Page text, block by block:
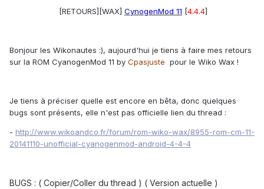
[RETOURS][WAX] CynogenMod 11 [4.4.4]
Bonjour les Wikonautes :), aujourd'hui je tiens à faire mes retours
sur la ROM CyanogenMod 11 by Cpasjuste pour le Wiko Wax !
Je tiens à préciser quelle est encore en bêta, donc quelques
bugs sont présents, elle n'est pas officielle lien du thread :
- http://www.wikoandco.fr/forum/rom-wiko-wax/8955-rom-cm-11-
20141110-unofficial-cyanogenmod-android-4-4-4
BUGS : ( Copier/Coller du thread ) ( Version actuelle )